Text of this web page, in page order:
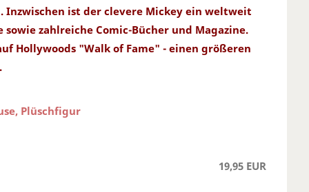
ist der clevere Mickey ein weltweit
zahlreiche Comic-Bücher und Magazine.
Hollywoods "Walk of Fame" - einen größeren
Plüschfigur
19,95 EUR